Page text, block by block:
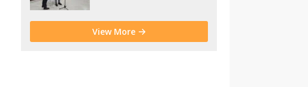
Morowali
View More